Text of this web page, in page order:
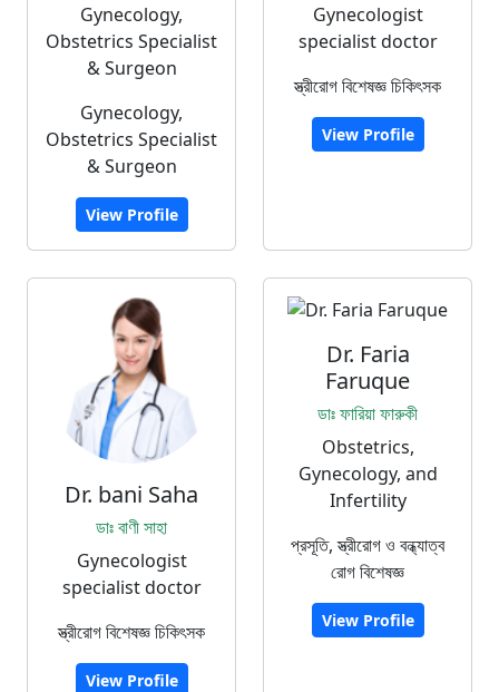
Gynecology,
Obstetrics Specialist
& Surgeon
Gynecology,
Obstetrics Specialist
& Surgeon
View Profile
Gynecologist
specialist doctor
স্ত্রীরোগ বিশেষজ্ঞ চিকিৎসক
View Profile
Dr. bani Saha
ডাঃ বাণী সাহা
Gynecologist
specialist doctor
স্ত্রীরোগ বিশেষজ্ঞ চিকিৎসক
View Profile
Dr. Faria
Faruque
ডাঃ ফারিয়া ফারুকী
Obstetrics,
Gynecology, and
Infertility
প্রসূতি, স্ত্রীরোগ ও বন্ধ্যাত্ব
রোগ বিশেষজ্ঞ
View Profile